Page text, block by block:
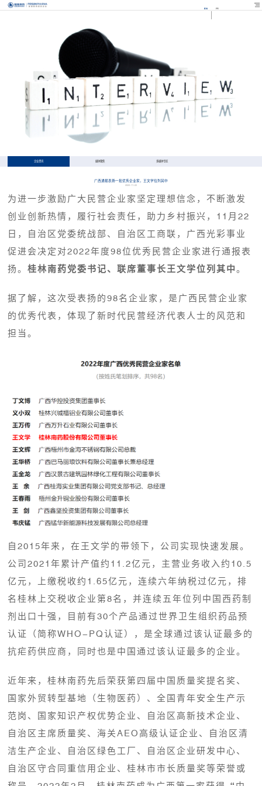
EN FR
企业资讯 媒体聚焦 多媒体专区
广西通报表扬一批优秀企业家，王文学位列其中
2022-11-22
为进一步激励广大民营企业家坚定理想信念，不断激发
创业创新热情，履行社会责任，助力乡村振兴，11月22
日，自治区党委统战部、自治区工商联，广西光彩事业
促进会决定对2022年度98位优秀民营企业家进行通报表
扬。桂林南药党委书记、联席董事长王文学位列其中。
据了解，这次受表扬的98名企业家，是广西民营企业家
的优秀代表，体现了新时代民营经济代表人士的风范和
担当。
自2015年来，在王文学的带领下，公司实现快速发展。
公司2021年累计产值约11.2亿元，主营业务收入约10.5
亿元，上缴税收约1.65亿元，连续六年纳税过亿元，排
名桂林上交税收企业第8名，并连续五年位列中国西药制
剂出口十强，目前有30个产品通过世界卫生组织药品预
认证（简称WHO-PQ认证），是全球通过该认证最多的
抗疟药供应商，同时也是中国通过该认证最多的企业。
近年来，桂林南药先后荣获第四届中国质量奖提名奖、
国家外贸转型基地（生物医药）、全国青年安全生产示
范岗、国家知识产权优势企业、自治区高新技术企业、
自治区主席质量奖、海关AEO高级认证企业、自治区清
洁生产企业、自治区绿色工厂、自治区企业研发中心、
自治区守合同重信用企业、桂林市市长质量奖等荣誉或